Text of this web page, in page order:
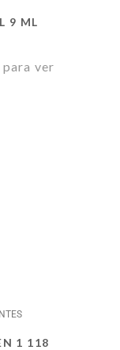
9 ML
ver
1 118